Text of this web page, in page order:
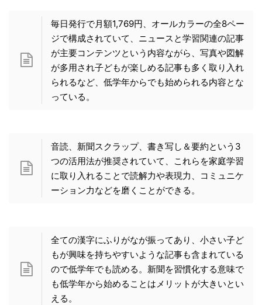
毎日発行で月額1,769円、オールカラーの全8ペー
ジで構成されていて、ニュースと学習関連の記事
が主要コンテンツという内容ながら、写真や図解
が多用され子どもが楽しめる記事も多く取り入れ
られるなど、低学年からでも始められる内容とな
っている。
音読、新聞スクラップ、書き写し＆要約という3
つの活用法が推奨されていて、これらを家庭学習
に取り入れることで読解力や表現力、コミュニケ
ーション力などを磨くことができる。
全ての漢字にふりがなが振ってあり、小さい子ど
もが興味を持ちやすいような記事も含まれている
ので低学年でも読める。新聞を習慣化する意味で
も低学年から始めることはメリットが大きいとい
える。